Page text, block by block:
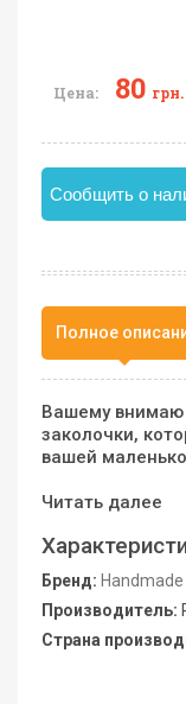
Цена: 80 грн.
Сообщить о
Полное
Вашему внимаю
заколочки,
вашей
Читать далее
Бренд: Handmade
Производитель:
Страна